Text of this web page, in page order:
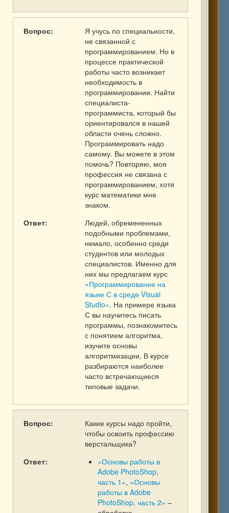
Вопрос:
Я учусь по специальности,
не связанной с
программированием. Но в
процессе практической
работы часто возникает
необходимость в
программировании. Найти
специалиста-
программиста, который бы
ориентировался в нашей
области очень сложно.
Программировать надо
самому. Вы можете в этом
помочь? Повторяю, моя
профессия не связана с
программированием, хотя
курс математики мне
знаком.
Ответ:
Людей, обремененных
подобными проблемами,
немало, особенно среди
студентов или молодых
специалистов. Именно для
них мы предлагаем курс
«Программирование на
языке С в среде Visual
Studio». На примере языка
С вы научитесь писать
программы, познакомитесь
с понятием алгоритма,
изучите основы
алгоритмизации. В курсе
разбираются наиболее
часто встречающиеся
типовые задачи.
Вопрос:
Какие курсы надо пройти,
чтобы освоить профессию
верстальщика?
Ответ:
«Основы работы в
Adobe PhotoShop,
часть 1», «Основы
работы в Adobe
PhotoShop, часть 2» –